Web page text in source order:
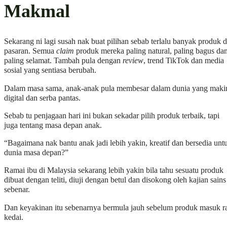
Makmal
Sekarang ni lagi susah nak buat pilihan sebab terlalu banyak produk
pasaran. Semua claim produk mereka paling natural, paling bagus
paling selamat. Tambah pula dengan review, trend TikTok dan media
sosial yang sentiasa berubah.
Dalam masa sama, anak-anak pula membesar dalam dunia yang
digital dan serba pantas.
Sebab tu penjagaan hari ini bukan sekadar pilih produk terbaik, tapi
juga tentang masa depan anak.
“Bagaimana nak bantu anak jadi lebih yakin, kreatif dan bersedia
dunia masa depan?”
Ramai ibu di Malaysia sekarang lebih yakin bila tahu sesuatu produk
dibuat dengan teliti, diuji dengan betul dan disokong oleh kajian sains
sebenar.
Dan keyakinan itu sebenarnya bermula jauh sebelum produk masuk
kedai.